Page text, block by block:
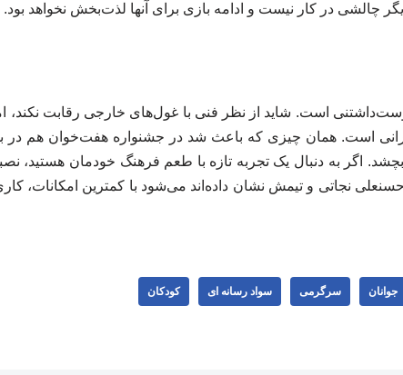
چالشی در کار نیست و ادامه بازی برای آنها لذت‌بخش نخواهد بود.
است. شاید از نظر فنی با غول‌های خارجی رقابت نکند، اما
است. همان چیزی که باعث شد در جشنواره هفت‌خوان هم
اگر به دنبال یک تجربه تازه با طعم فرهنگ خودمان هستید،
حسنعلی نجاتی و تیمش نشان داده‌اند می‌شود با کمترین امکانات،
جوانان سرگرمی سواد رسانه ای کودکان